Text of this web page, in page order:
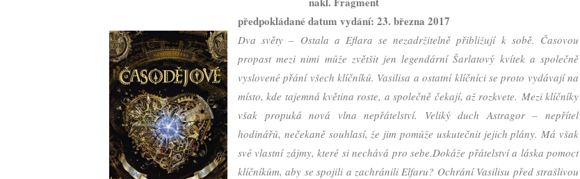
předpokládané datum vydání: 23. března 2017
Dva světy – Ostala a Eflara se nezadržitelně přibližují k sobě. Časovou
propast mezi nimi může zvětšit jen legendární Šarlatový kvítek a společně
vyslovené přání všech klíčníků. Vasilisa a ostatní klíčníci se proto vydávají na
místo, kde tajemná květina roste, a společně čekají, až rozkvete. Mezi klíčníky
však propuká nová vlna nepřátelství. Veliký duch Astragor – nepřítel
hodinářů, nečekaně souhlasí, že jim pomůže uskutečnit jejich plány. Má však
své vlastní zájmy, které si nechává pro sebe.Dokáže přátelství a láska pomoct
klíčníkům, aby se spojili a zachránili Elfaru? Ochrání Vasilisu před strašlivou